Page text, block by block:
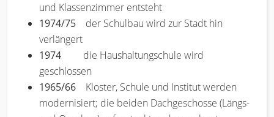
und Klassenzimmer entsteht
1974/75 der Schulbau wird zur Stadt hin
verlängert
1974 die Haushaltungschule wird
geschlossen
1965/66 Kloster, Schule und Institut werden
modernisiert; die beiden Dachgeschosse (Längs-